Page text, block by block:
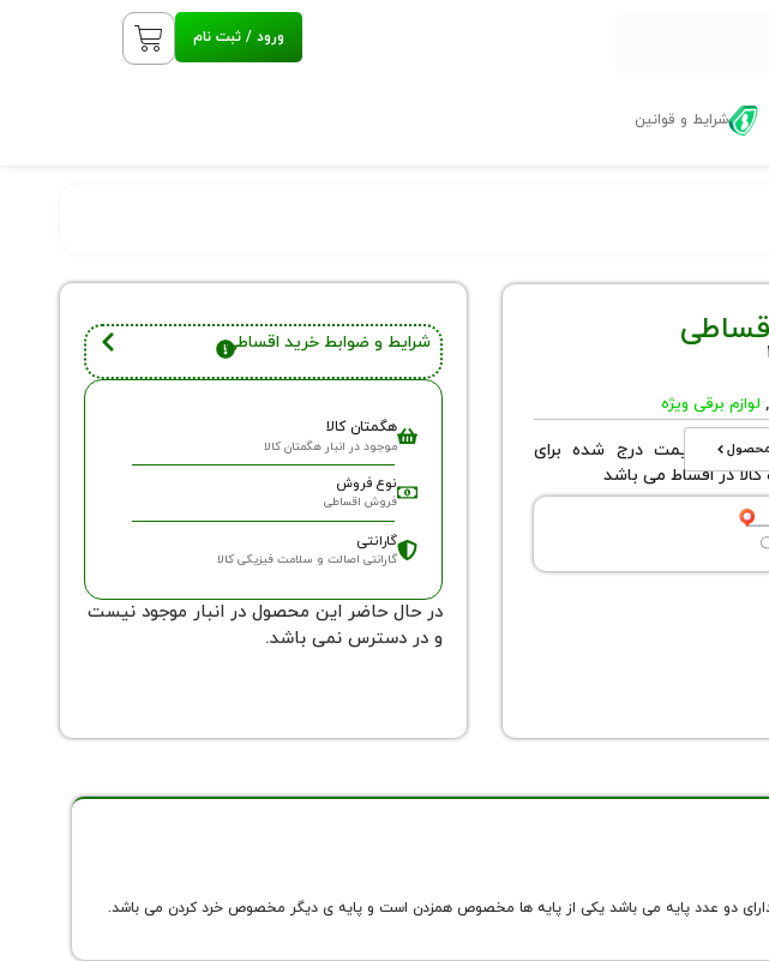
ورود / ثبت نام
شرایط و قوانین
, لوازم برقی ویژه
قیمت درج شده برای
در اقساط می باشد
شرایط و ضوابط خرید اقساطی
هگمتان کالا
موجود در انبار هگمتان کالا
نوع فروش
فروش اقساطی
گارانتی
گارانتی اصالت و سلامت فیزیکی کالا
در حال حاضر این محصول در انبار موجود نیست
و در دسترس نمی باشد.
دو عدد پایه می باشد یکی از پایه ها مخصوص همزدن است و پایه ی دیگر مخصوص خرد کردن می باشد.